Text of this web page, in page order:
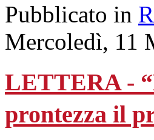
Pubblicato in
Mercoledì, 11
LETTERA -
prontezza il